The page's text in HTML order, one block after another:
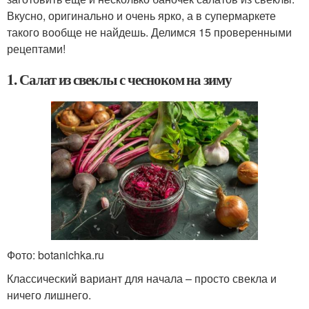
Вкусно, оригинально и очень ярко, а в супермаркете
такого вообще не найдешь. Делимся 15 проверенными
рецептами!
1. Салат из свеклы с чесноком на зиму
Фото: botanichka.ru
Классический вариант для начала – просто свекла и
ничего лишнего.